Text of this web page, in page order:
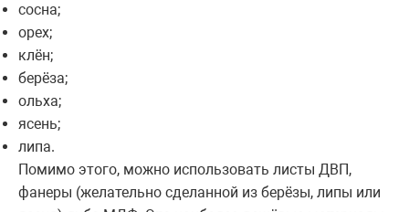
сосна;
орех;
клён;
берёза;
ольха;
ясень;
липа.
Помимо этого, можно использовать листы ДВП,
фанеры (желательно сделанной из берёзы, липы или